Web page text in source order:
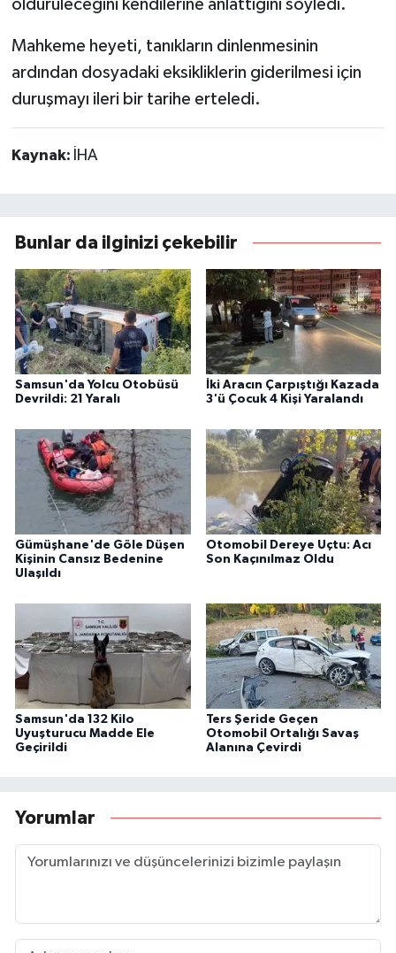
öldürüleceğini kendilerine anlattığını söyledi.
Mahkeme heyeti, tanıkların dinlenmesinin
ardından dosyadaki eksikliklerin giderilmesi için
duruşmayı ileri bir tarihe erteledi.
Kaynak: İHA
Bunlar da ilginizi çekebilir
Samsun'da Yolcu Otobüsü
Devrildi: 21 Yaralı
İki Aracın Çarpıştığı Kazada
3'ü Çocuk 4 Kişi Yaralandı
Gümüşhane'de Göle Düşen
Kişinin Cansız Bedenine
Ulaşıldı
Otomobil Dereye Uçtu: Acı
Son Kaçınılmaz Oldu
Samsun'da 132 Kilo
Uyuşturucu Madde Ele
Geçirildi
Ters Şeride Geçen
Otomobil Ortalığı Savaş
Alanına Çevirdi
Yorumlar